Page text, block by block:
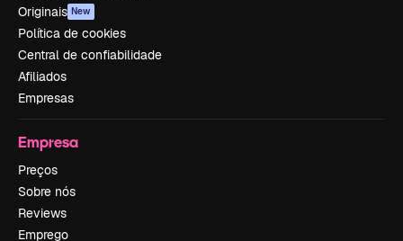
Originais New
Política de cookies
Central de confiabilidade
Afiliados
Empresas
Empresa
Preços
Sobre nós
Reviews
Emprego